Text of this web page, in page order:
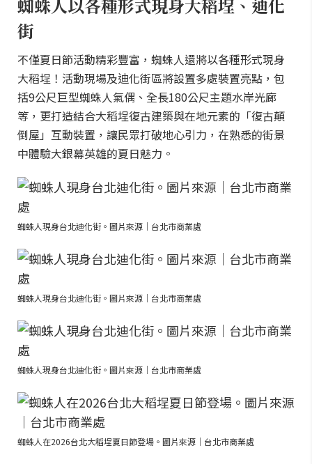
蜘蛛人以各種形式現身大稻埕、迪化
街
不僅夏日節活動精彩豐富，蜘蛛人還將以各種形式現身
大稻埕！活動現場及迪化街區將設置多處裝置亮點，包
括9公尺巨型蜘蛛人氣偶、全長180公尺主題水岸光廊
等，更打造結合大稻埕復古建築與在地元素的「復古顛
倒屋」互動裝置，讓民眾打破地心引力，在熟悉的街景
中體驗大銀幕英雄的夏日魅力。
蜘蛛人現身台北迪化街。圖片來源｜台北市商業處
蜘蛛人現身台北迪化街。圖片來源｜台北市商業處
蜘蛛人現身台北迪化街。圖片來源｜台北市商業處
蜘蛛人在2026台北大稻埕夏日節登場。圖片來源｜台北市商業處